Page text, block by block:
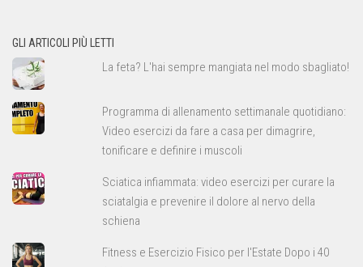
GLI ARTICOLI PIÙ LETTI
La feta? L'hai sempre mangiata nel modo sbagliato!
Programma di allenamento settimanale quotidiano:
Video esercizi da fare a casa per dimagrire,
tonificare e definire i muscoli
Sciatica infiammata: video esercizi per curare la
sciatalgia e prevenire il dolore al nervo della
schiena
Fitness e Esercizio Fisico per l'Estate Dopo i 40